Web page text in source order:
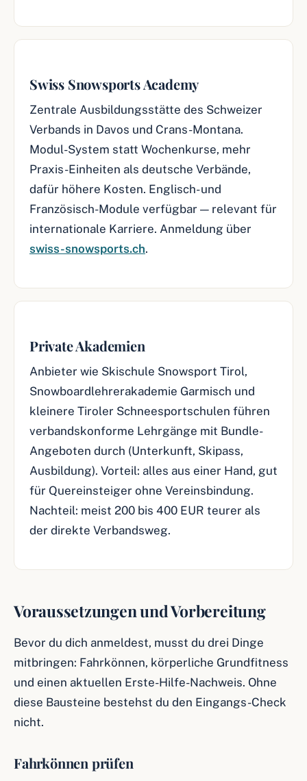
Swiss Snowsports Academy
Zentrale Ausbildungsstätte des Schweizer
Verbands in Davos und Crans-Montana.
Modul-System statt Wochenkurse, mehr
Praxis-Einheiten als deutsche Verbände,
dafür höhere Kosten. Englisch- und
Französisch-Module verfügbar — relevant für
internationale Karriere. Anmeldung über
swiss-snowsports.ch.
Private Akademien
Anbieter wie Skischule Snowsport Tirol,
Snowboardlehrerakademie Garmisch und
kleinere Tiroler Schneesportschulen führen
verbandskonforme Lehrgänge mit Bundle-
Angeboten durch (Unterkunft, Skipass,
Ausbildung). Vorteil: alles aus einer Hand, gut
für Quereinsteiger ohne Vereinsbindung.
Nachteil: meist 200 bis 400 EUR teurer als
der direkte Verbandsweg.
Voraussetzungen und Vorbereitung
Bevor du dich anmeldest, musst du drei Dinge
mitbringen: Fahrkönnen, körperliche Grundfitness
und einen aktuellen Erste-Hilfe-Nachweis. Ohne
diese Bausteine bestehst du den Eingangs-Check
nicht.
Fahrkönnen prüfen